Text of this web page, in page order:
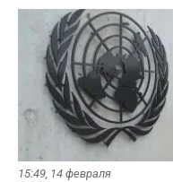
15:49, 14 февраля